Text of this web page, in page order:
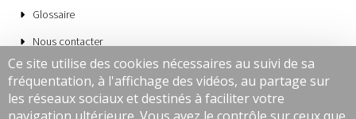
Glossaire
Nous contacter
Mentions légales
CGV
Ce site utilise des cookies nécessaires au suivi de sa
fréquentation, à l'affichage des vidéos, au partage sur
les réseaux sociaux et destinés à faciliter votre